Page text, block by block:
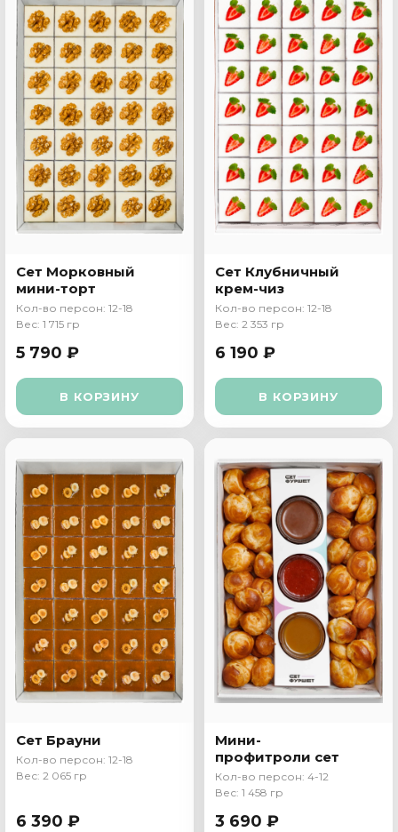
Сет Морковный
мини-торт
Кол-во персон: 12-18
Вес: 1 715 гр
5 790 ₽
В КОРЗИНУ
Сет Клубничный
крем-чиз
Кол-во персон: 12-18
Вес: 2 353 гр
6 190 ₽
В КОРЗИНУ
Сет Брауни
Кол-во персон: 12-18
Вес: 2 065 гр
6 390 ₽
Мини-
профитроли сет
Кол-во персон: 4-12
Вес: 1 458 гр
3 690 ₽